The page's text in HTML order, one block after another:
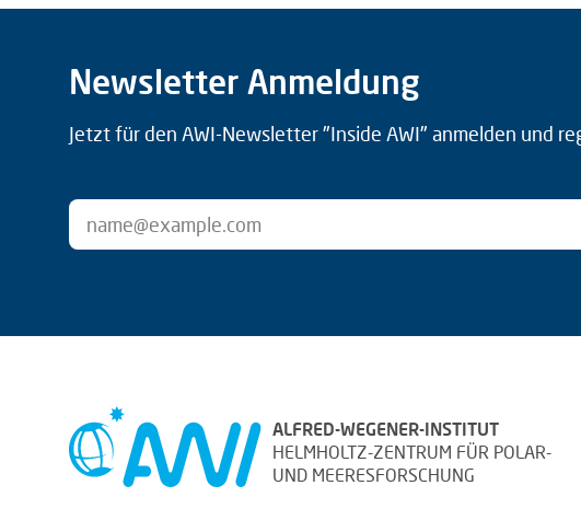
Newsletter Anmeldung
Jetzt für den AWI-Newsletter "Inside AWI" anmelden und
ALFRED-WEGENER-INSTITUT
HELMHOLTZ-ZENTRUM FÜR POLAR-
UND MEERESFORSCHUNG